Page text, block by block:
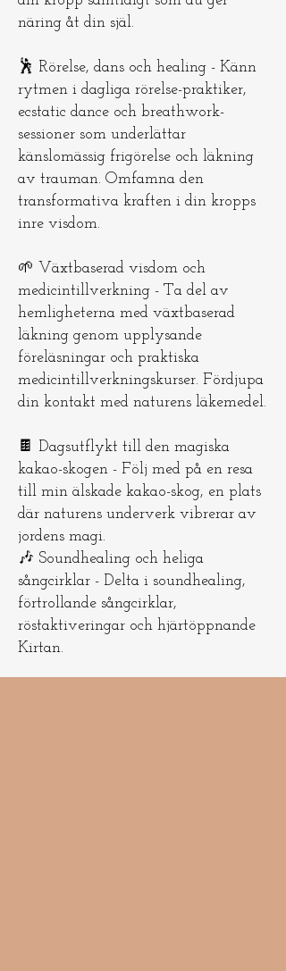
näring åt din själ.
🕺 Rörelse, dans och healing - Känn
rytmen i dagliga rörelse-praktiker,
ecstatic dance och breathwork-
sessioner som underlättar
känslomässig frigörelse och läkning
av trauman. Omfamna den
transformativa kraften i din kropps
inre visdom.
🌱 Växtbaserad visdom och
medicintillverkning - Ta del av
hemligheterna med växtbaserad
läkning genom upplysande
föreläsningar och praktiska
medicintillverkningskurser. Fördjupa
din kontakt med naturens läkemedel.
🍫 Dagsutflykt till den magiska
kakao-skogen - Följ med på en resa
till min älskade kakao-skog, en plats
där naturens underverk vibrerar av
jordens magi.
🎶 Soundhealing och heliga
sångcirklar - Delta i soundhealing,
förtrollande sångcirklar,
röstaktiveringar och hjärtöppnande
Kirtan.